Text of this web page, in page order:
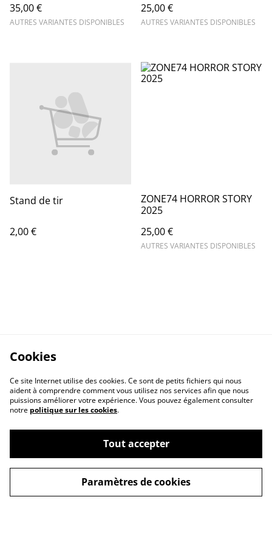
35,00 €
AUTRES VARIANTES DISPONIBLES
25,00 €
AUTRES VARIANTES DISPONIBLES
Stand de tir
2,00 €
ZONE74 HORROR STORY
2025
25,00 €
AUTRES VARIANTES DISPONIBLES
Contact Us
Privacy Policy
Cookie Policy
Cookies
Ce site Internet utilise des cookies. Ce sont de petits fichiers qui nous
aident à comprendre comment vous utilisez nos services afin que nous
puissions améliorer votre expérience. Vous pouvez également consulter
notre politique sur les cookies.
Tout accepter
Paramètres de cookies